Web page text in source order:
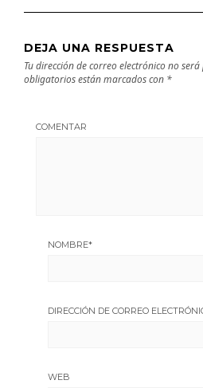
DEJA UNA RESPUESTA
Tu dirección de correo electrónico no
obligatorios están marcados con *
COMENTAR
NOMBRE*
DIRECCIÓN DE CORREO
WEB